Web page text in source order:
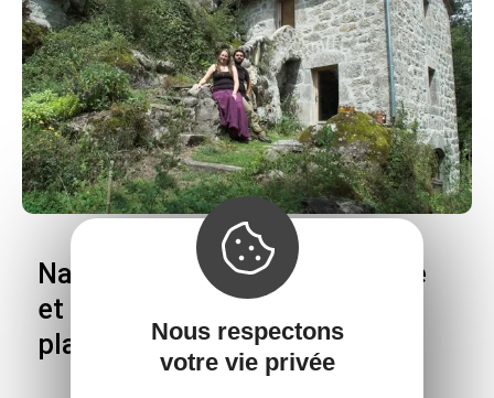
Naturellement Simples - Visite
et vente de produits à base de
plantes
Nous respectons
votre vie privée